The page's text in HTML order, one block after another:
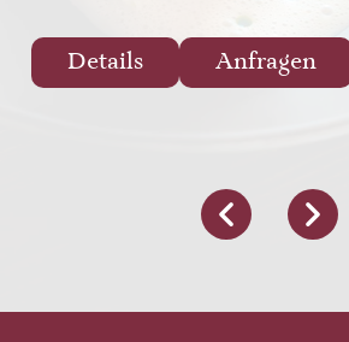
Details Anfragen